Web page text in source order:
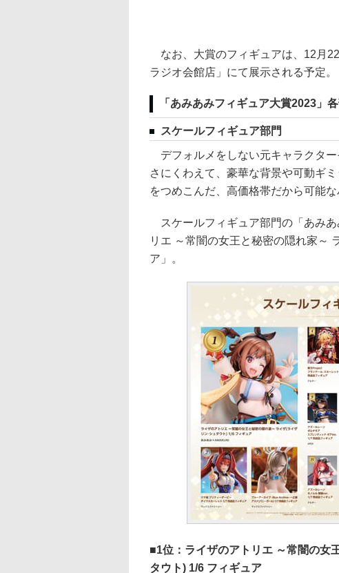
なお、大賞のフィギュアは、12月
ラジオ会館店」にて展示される予定。
「あみあみフィギュア大賞2023」
スケールフィギュア部門
デフォルメをしない元キャラクタ
さにくわえて、豪華な背景や可動ギ
をつめこんだ、高価格帯だから可能
スケールフィギュア部門の「あみ
リエ ～常闇の女王と秘密の隠れ家～
ア」。
1位：ライザのアトリエ ～常闇の女
タウト) 1/6 フィギュア